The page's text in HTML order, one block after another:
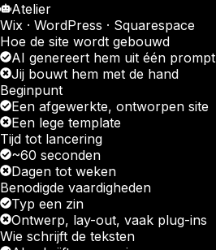
Atelier
Wix · WordPress · Squarespace
Hoe de site wordt gebouwd
AI genereert hem uit één prompt
Jij bouwt hem met de hand
Beginpunt
Een afgewerkte, ontworpen site
Een lege template
Tijd tot lancering
~60 seconden
Dagen tot weken
Benodigde vaardigheden
Typ een zin
Ontwerp, lay-out, vaak plug-ins
Wie schrijft de teksten